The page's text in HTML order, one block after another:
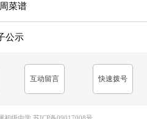
菜谱
公示
互动留言 快速拨号
初级中学 苏ICP备09017008号